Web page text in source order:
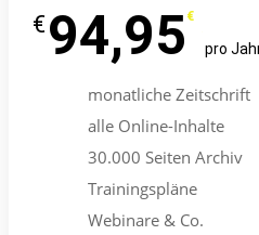
€94,95 €
pro
monatliche Zeitschrift
alle Online-Inhalte
30.000 Seiten Archiv
Trainingspläne
Webinare & Co.